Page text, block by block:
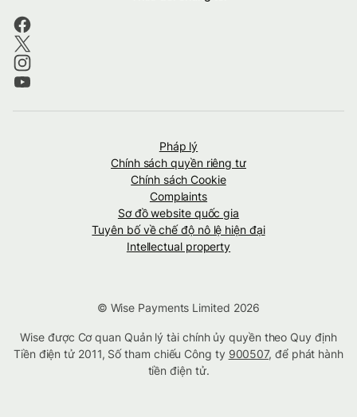
Pháp lý
Chính sách quyền riêng tư
Chính sách Cookie
Complaints
Sơ đồ website quốc gia
Tuyên bố về chế độ nô lệ hiện đại
Intellectual property
© Wise Payments Limited 2026
Wise được Cơ quan Quản lý tài chính ủy quyền theo Quy định
Tiền điện tử 2011, Số tham chiếu Công ty 900507, để phát hành
tiền điện tử.